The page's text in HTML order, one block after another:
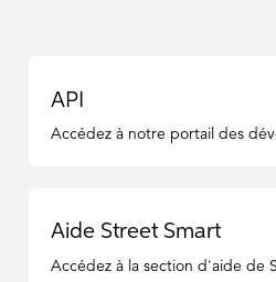
API
Accédez à notre portail des
Aide Street Smart
Accédez à la section d'aide de
Durable
Durable